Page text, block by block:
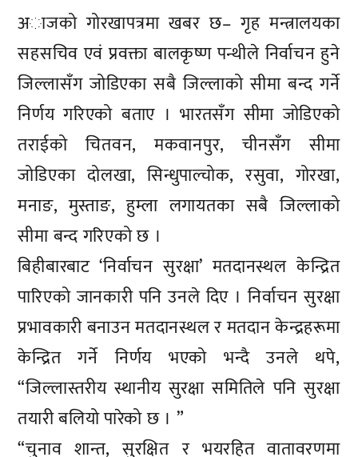
अाजको गोरखापत्रमा खबर छ– गृह मन्त्रालयका
सहसचिव एवं प्रवक्ता बालकृष्ण पन्थीले निर्वाचन हुने
जिल्लासँग जोडिएका सबै जिल्लाको सीमा बन्द गर्ने
निर्णय गरिएको बताए । भारतसँग सीमा जोडिएको
तराईको चितवन, मकवानपुर, चीनसँग सीमा
जोडिएका दोलखा, सिन्धुपाल्चोक, रसुवा, गोरखा,
मनाङ, मुस्ताङ, हुम्ला लगायतका सबै जिल्लाको
सीमा बन्द गरिएको छ ।
बिहीबारबाट ‘निर्वाचन सुरक्षा’ मतदानस्थल केन्द्रित
पारिएको जानकारी पनि उनले दिए । निर्वाचन सुरक्षा
प्रभावकारी बनाउन मतदानस्थल र मतदान केन्द्रहरूमा
केन्द्रित गर्ने निर्णय भएको भन्दै उनले थपे,
“जिल्लास्तरीय स्थानीय सुरक्षा समितिले पनि सुरक्षा
तयारी बलियो पारेको छ । ”
“चुनाव शान्त, सुरक्षित र भयरहित वातावरणमा